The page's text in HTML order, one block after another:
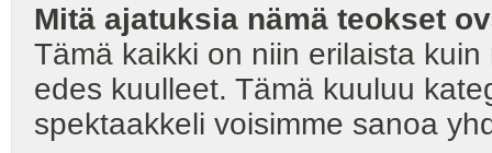
Mitä ajatuksia nämä teokset
Tämä kaikki on niin erilaista
edes kuulleet. Tämä kuuluu
spektaakkeli voisimme sanoa